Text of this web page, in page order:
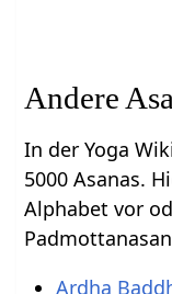
Andere
In der Yoga
5000 Asanas.
Alphabet vor
Ardha